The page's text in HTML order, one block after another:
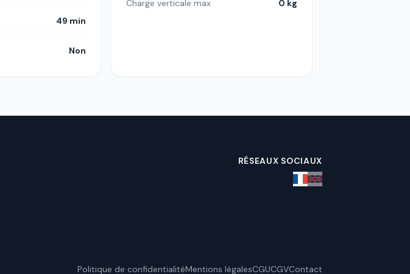
49 min
Non
Charge verticale max 0 kg
RÉSEAUX SOCIAUX
Politique de confidentialitéMentions légalesCGUCGVContact